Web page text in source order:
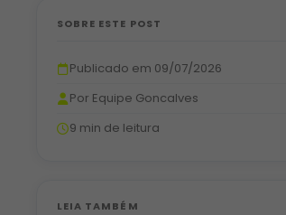
SOBRE ESTE POST
Publicado em 09/07/2026
Por Equipe Goncalves
9 min de leitura
LEIA TAMBÉM